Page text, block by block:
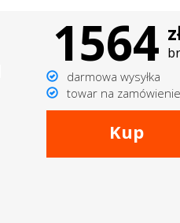
1564
darmowa wysyłka
towar na zamówienie
Kup